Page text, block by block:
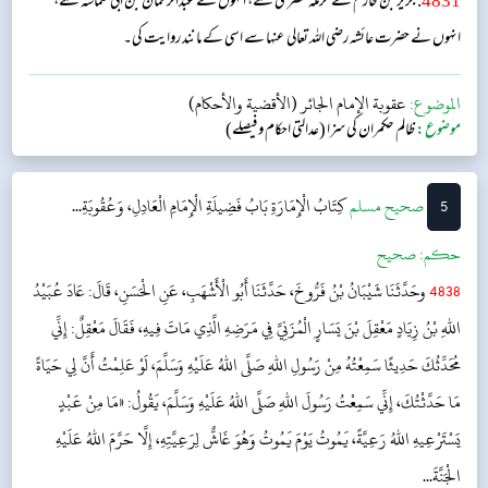
انہوں نے حضرت عائشہ‬ رضی اللہ تعالی عنہا س‬ے اسی کے مانند روایت کی۔
الموضوع:عقوبة الإمام الجائر (الأقضية والأحكام)
موضوع:ظالم حکمران کی سزا (عدالتی احکام و فیصلے)
5 ‌صحيح مسلمكِتَابُ الْإِمَارَةِبَابُ فَضِيلَةِ الْإِمَامِ الْعَادِلِ، وَعُقُوبَةِ...
حکم:صحیح
4838وحَدَّثَنَا شَيْبَانُ بْنُ فَرُّوخَ، حَدَّثَنَا أَبُو الْأَشْهَبِ، عَنِ الْحَسَنِ، قَالَ: عَادَ عُبَيْدُ
اللهِ بْنُ زِيَادٍ مَعْقِلَ بْنَ يَسَارٍ الْمُزَنِيَّ فِي مَرَضِهِ الَّذِي مَاتَ فِيهِ، فَقَالَ مَعْقِلٌ: إِنِّي
مُحَدِّثُكَ حَدِيثًا سَمِعْتُهُ مِنْ رَسُولِ اللهِ صَلَّى اللهُ عَلَيْهِ وَسَلَّمَ، لَوْ عَلِمْتُ أَنَّ لِي حَيَاةً
مَا حَدَّثْتُكَ، إِنِّي سَمِعْتُ رَسُولَ اللهِ صَلَّى اللهُ عَلَيْهِ وَسَلَّمَ، يَقُولُ: «مَا مِنْ عَبْدٍ
يَسْتَرْعِيهِ اللهُ رَعِيَّةً، يَمُوتُ يَوْمَ يَمُوتُ وَهُوَ غَاشٌّ لِرَعِيَّتِهِ، إِلَّا حَرَّمَ اللهُ عَلَيْهِ
الْجَنَّةَ...